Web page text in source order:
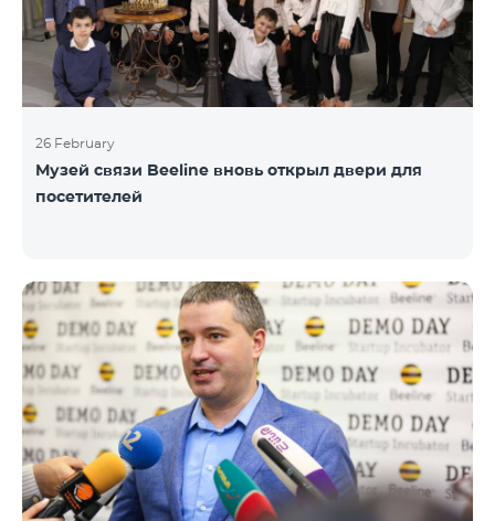
26 February
Музей связи Beeline вновь открыл двери для
посетителей